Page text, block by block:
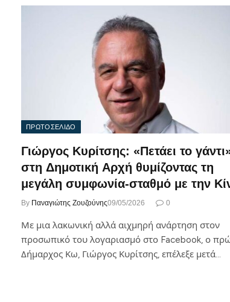
ΠΡΩΤΟΣΕΛΙΔΟ
Γιώργος Κυρίτσης: «Πετάει το
στη Δημοτική Αρχή θυμίζοντας τη
μεγάλη συμφωνία-σταθμό με την
By Παναγιώτης Ζουζούνης09/05/2026 0
Με μια λακωνική αλλά αιχμηρή ανάρτηση στον
προσωπικό του λογαριασμό στο Facebook, ο
Δήμαρχος Κω, Γιώργος Κυρίτσης, επέλεξε μετά…